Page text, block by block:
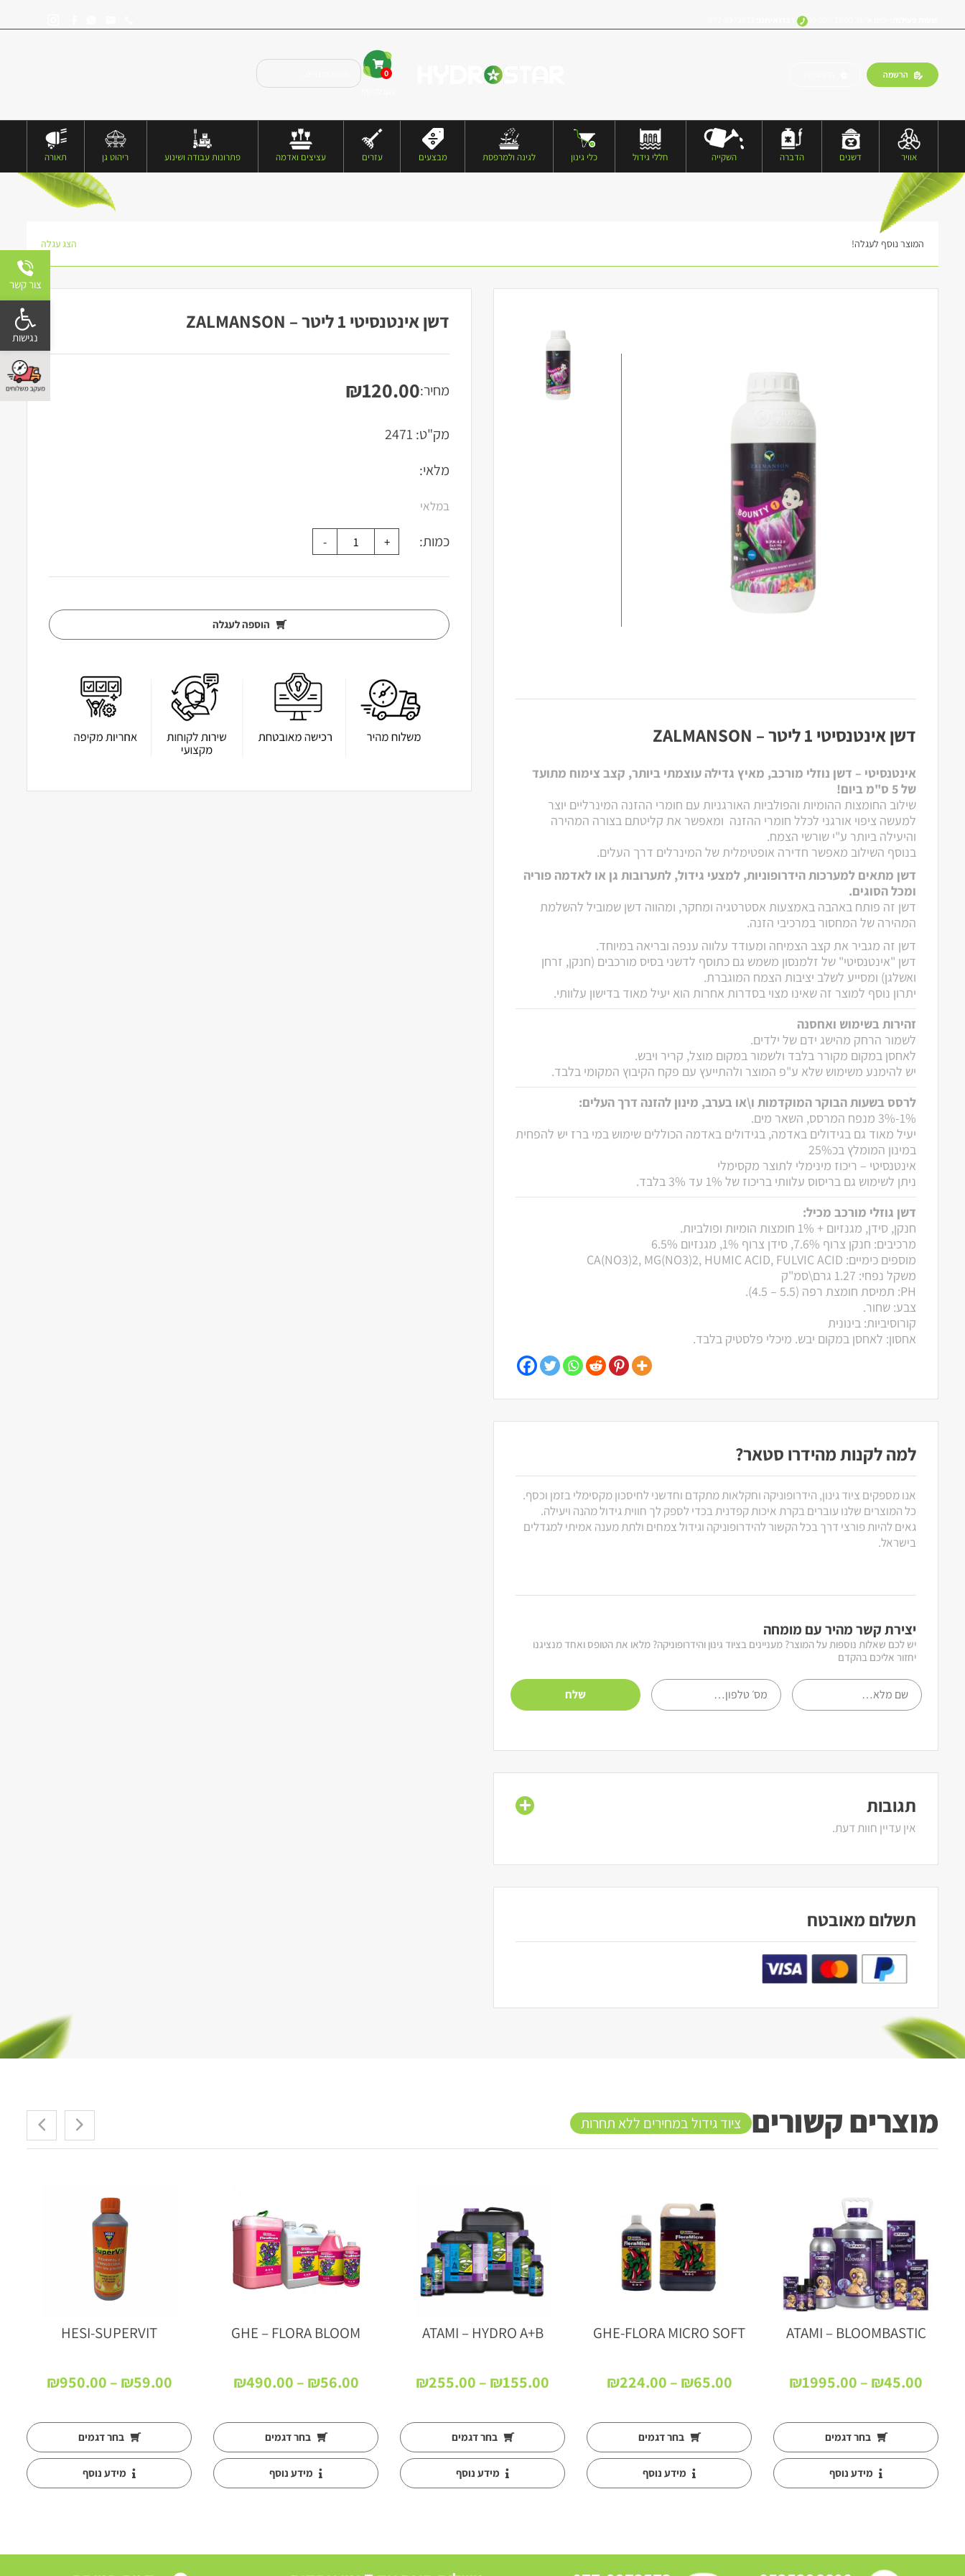
הרשמה 0
אוויר דשנים הדברה השקייה חללי גידול כלי גינון לגינה ולמרפסת מבצעים עזרים עציצים ואדמה פתרונות עבודה ושינוע ריהוט גן תאורה
המוצר נוסף לעגלה! הצג עגלה
דשן אינטנסיטי 1 ליטר – ZALMANSON
אינטנסיטי – דשן נוזלי מורכב, מאיץ גדילה עוצמתי ביותר, קצב צימוח מתועד
של 5 ס"מ ביום!
שילוב החומצות ההומיות והפולביות האורגניות עם חומרי ההזנה המינרליים יוצר
למעשה ציפוי אורגני לכלל חומרי ההזנה ומאפשר את קליטתם בצורה המהירה
והיעילה ביותר ע"י שורשי הצמח.
בנוסף השילוב מאפשר חדירה אופטימלית של המינרלים דרך העלים.
דשן מתאים למערכות הידרופוניות, למצעי גידול, לתערובות גן או לאדמה פוריה
ומכל הסוגים.
דשן זה פותח באהבה באמצעות אסטרטגיה ומחקר, ומהווה דשן שמוביל להשלמת
המהירה של המחסור במרכיבי הזנה.
דשן זה מגביר את קצב הצמיחה ומעודד עלווה ענפה ובריאה במיוחד.
דשן "אינטנסיטי" של זלמנסון משמש גם כתוסף לדשני בסיס מורכבים (חנקן, זרחן
ואשלגן) ומסייע לשלב יציבות הצמח המוגברת.
יתרון נוסף למוצר זה שאינו מצוי בסדרות אחרות הוא יעיל מאוד בדישון עלוותי.
זהירות בשימוש ואחסנה
לשמור הרחק מהישג ידם של ילדים.
לאחסן במקום מקורר בלבד ולשמור במקום מוצל, קריר ויבש.
יש להימנע משימוש שלא ע"פ המוצר ולהתייעץ עם פקח הקיבוץ המקומי בלבד.
לרסס בשעות הבוקר המוקדמות ו\או בערב, מינון להזנה דרך העלים:
1%-3% מנפח המרסס, השאר מים.
יעיל מאוד גם בגידולים באדמה, בגידולים באדמה הכוללים שימוש במי ברז יש להפחית
במינון המומלץ בכ25%
אינטנסיטי – ריכוז מינימלי לתוצר מקסימלי
ניתן לשימוש גם בריסוס עלוותי בריכוז של 1% עד 3% בלבד.
דשן גוזלי מורכב מכיל:
חנקן, סידן, מגנזיום + 1% חומצות הומיות ופולביות.
מרכיבים: חנקן צרוף 7.6%, סידן צרוף 1%, מגנזיום 6.5%
מוספים כימיים: CA(NO3)2, MG(NO3)2, HUMIC ACID, FULVIC ACID
משקל נפחי: 1.27 גרם\סמ"ק
PH: תמיסת חומצת רפה (5.5 – 4.5).
צבע: שחור.
קורוסיביות: בינונית
אחסון: לאחסן במקום יבש. מיכלי פלסטיק בלבד.
למה לקנות מהידרו סטאר?
אנו מספקים ציוד גינון, הידרופוניקה וחקלאות מתקדם וחדשני לחיסכון מקסימלי בזמן וכסף.
כל המוצרים שלנו עוברים בקרת איכות קפדנית בכדי לספק לך חווית גידול מהנה ויעילה.
גאים להיות פורצי דרך בכל הקשור להידרופוניקה וגידול צמחים ולתת מענה אמיתי למגדלים
בישראל.
יצירת קשר מהיר עם מומחה
יש לכם שאלות נוספות על המוצר? מעניינים בציוד גינון והידרופוניקה? מלאו את הטופס ואחד מנציגנו
יחזור אליכם בהקדם
תגובות
אין עדיין חוות דעת.
תשלום מאובטח
דשן אינטנסיטי 1 ליטר – ZALMANSON
מחיר: ₪120.00
מק"ט: 2471
מלאי:
במלאי
כמות:
הוספה לעגלה
מוצרים קשורים ציוד גידול במחירים ללא תחרות
⁦₪95.00⁩
ATAMI – BLOOMBASTIC
₪45.00
–
₪1995.00
עד בחר דגמים
מידע נוסף
20%
GHE-FLORA MICRO SOFT
₪65.00
–
₪224.00
עד בחר דגמים
מידע נוסף
ATAMI – HYDRO A+B
₪155.00
–
₪255.00
עד בחר דגמים
מידע נוסף
GHE – FLORA BLOOM
₪56.00
–
₪490.00
עד בחר דגמים
מידע נוסף
HESI-SUPERVIT
₪59.00
–
₪950.00
עד
בחר דגמים
מידע נוסף
צור קשר
פתח